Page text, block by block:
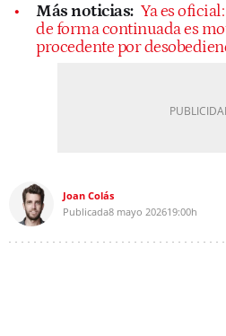
Más noticias: Ya es
de forma continuada es
procedente por
Joan Colás
Publicada8 mayo 202619:00h